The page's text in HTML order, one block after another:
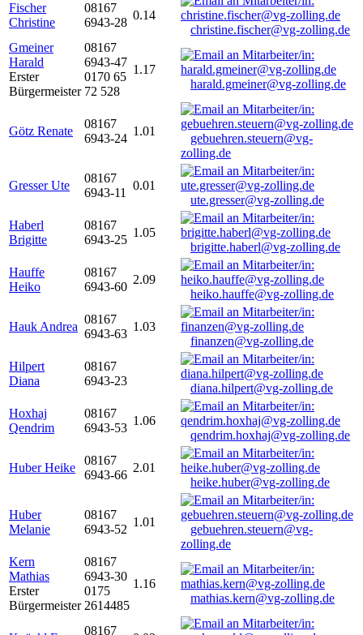
Fischer
Christine
08167
6943-28
0.14
christine.fischer@vg-zolling.de
Gmeiner
Harald
Erster
Bürgermeister
08167
6943-47
0170 65
72 528
1.17
harald.gmeiner@vg-zolling.de
Götz Renate
08167
6943-24
1.01
gebuehren.steuern@vg-
zolling.de
Gresser Ute
08167
6943-11
0.01
ute.gresser@vg-zolling.de
Haberl
Brigitte
08167
6943-25
1.05
brigitte.haberl@vg-zolling.de
Hauffe
Heiko
08167
6943-60
2.09
heiko.hauffe@vg-zolling.de
Hauk Andrea
08167
6943-63
1.03
finanzen@vg-zolling.de
Hilpert
Diana
08167
6943-23
diana.hilpert@vg-zolling.de
Hoxhaj
Qendrim
08167
6943-53
1.06
qendrim.hoxhaj@vg-zolling.de
Huber Heike
08167
6943-66
2.01
heike.huber@vg-zolling.de
Huber
Melanie
08167
6943-52
1.01
gebuehren.steuern@vg-
zolling.de
Kern
Mathias
Erster
Bürgermeister
08167
6943-30
0175
2614485
1.16
mathias.kern@vg-zolling.de
08167